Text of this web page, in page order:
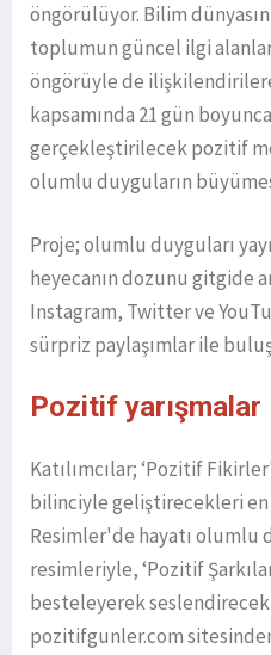
öngörülüyor. Bilim
toplumun güncel ilgi
öngörüyle de
kapsamında 21 gün
gerçekleştirilecek pozitif
olumlu duyguların
Proje; olumlu duyguları
heyecanın dozunu gitgide
Instagram, Twitter ve
sürpriz paylaşımlar ile
Pozitif yarışmalar
Katılımcılar; ‘Pozitif
bilinciyle geliştirecekleri
Resimler'de hayatı olumlu
resimleriyle, ‘Pozitif
besteleyerek
pozitifgunler.com